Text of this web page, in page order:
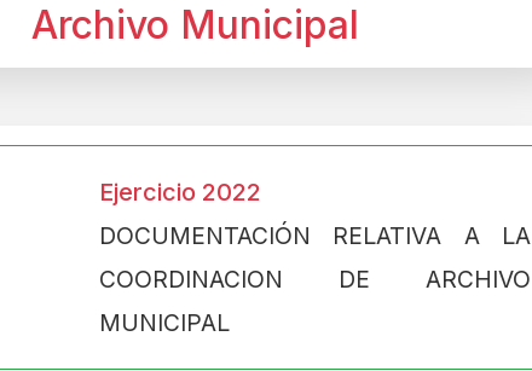
Archivo Municipal
Ejercicio 2022
DOCUMENTACIÓN RELATIVA A LA
COORDINACION DE ARCHIVO
MUNICIPAL